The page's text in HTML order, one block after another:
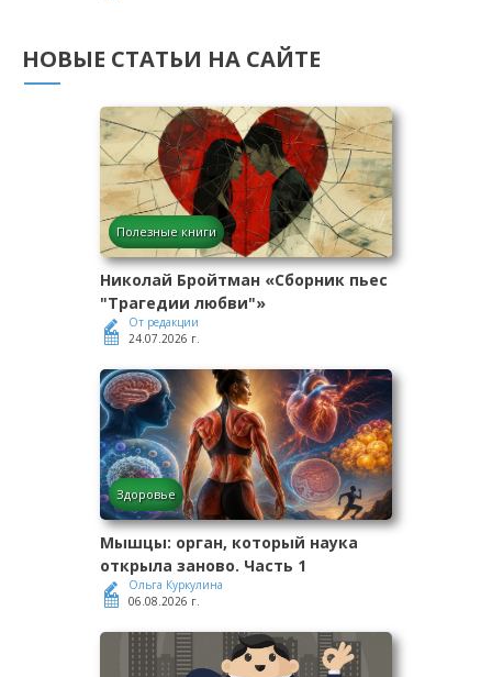
НОВЫЕ СТАТЬИ НА САЙТЕ
Полезные книги
Николай Бройтман «Сборник пьес
"Трагедии любви"»
От редакции
24.07.2026 г.
Здоровье
Мышцы: орган, который наука
открыла заново. Часть 1
Ольга Куркулина
06.08.2026 г.